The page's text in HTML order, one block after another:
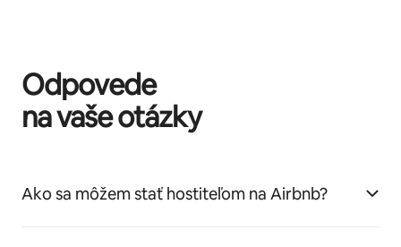
Odpovede
na vaše otázky
Ako sa môžem stať hostiteľom na Airbnb?